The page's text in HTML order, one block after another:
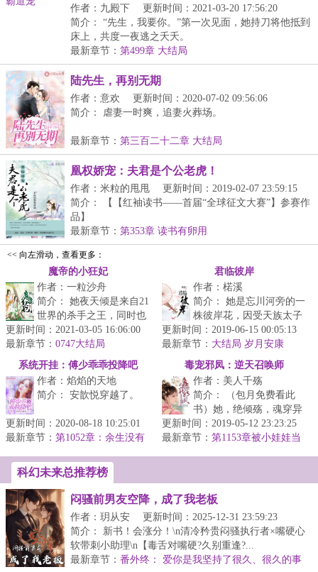
作者：九殿下
更新时间：2021-03-20 17:56:20
简介： “先生，我要你。”第一次见面，她持刀将他抵到
床上，共度一夜逃之夭夭。
最新章节： 第499章 大结局
陆先生，再别无期
作者：意欢
更新时间：2020-07-02 09:56:06
简介： 虐妻一时爽，追妻火葬场。
这句话对陆云峥来说不只是简单的说...
最新章节： 第三百二十二章 大结局
凰权娇宠：夫君是个公老虎！
作者：米粒的甩甩
更新时间：2019-02-07 23:59:15
简介： 【【红袖读书——首届“全球征文大赛”】参赛作
品】
穿越成三...
最新章节： 第353章 读书有卵用
<< 向左滑动，查看更多：
魔帝的小狂妃
作者：一粒沙舟
简介： 她夜天倾是来自21
世界的杀手之王，同时也
是毒医圣手。来到这个世
界，她发誓一定要活出
自...
更新时间：2021-03-05 16:06:00
最新章节： 0747大结局
君临彼岸
作者：楉溪
简介： 她是忘川河旁的一
株彼岸花，因受天族太子
弗修照拂，得以修炼成
仙。
...
更新时间：2019-06-15 00:05:13
最新章节： 大结局 岁月安康
系统开挂：傅少乖乖投降吧
作者：焰焰的天地
简介： 安歆悦穿越了。
睁开眼后，她发现自己穿
成了玛丽苏总裁文中，...
更新时间：2020-08-18 10:25:01
最新章节： 第1052章：余生没有
毒宠邪凤：逆天召唤师
作者：美人千殇
简介： （包月免费看此
书）她，绝倾殇，魂穿异
世，成为绝氏府邸人尽可
欺的废物七小姐，当凤凰
更新时间：2019-05-12 23:23:25
最新章节： 第1153章被小娃娃当
科幻未来总推荐榜
闷骚前男友空降，成了我老板
作者：玥从安
更新时间：2025-12-31 23:59:23
简介： 新书！会涨分！\n清冷矜贵闷骚执行者×嘴硬心
软带刺小助理\n【毒舌对嘴硬?久别重逢?...
最新章节： 番外终： 爱你是我坚持了很久、很久的事